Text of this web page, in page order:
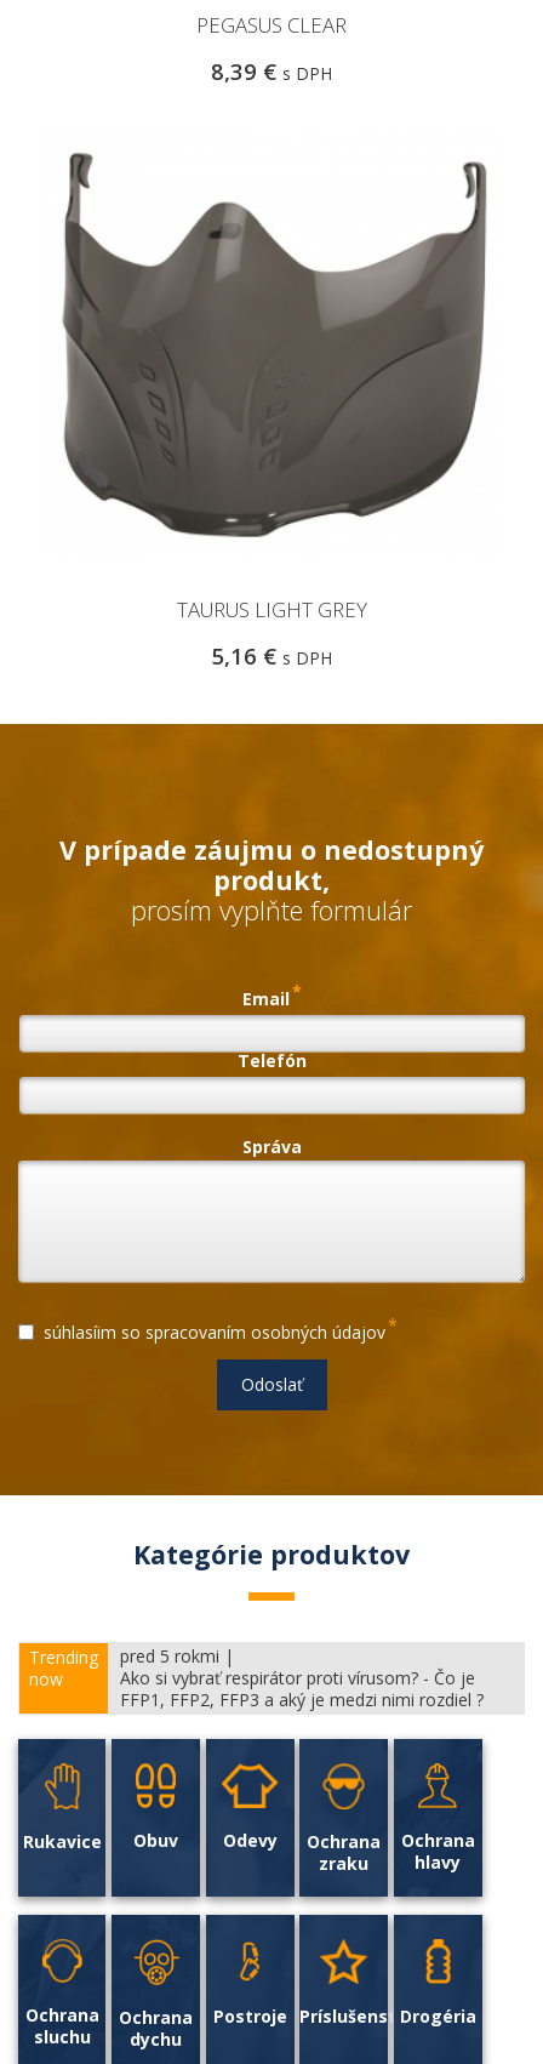
PEGASUS CLEAR
8,39 € s DPH
TAURUS LIGHT GREY
5,16 € s DPH
V prípade záujmu o nedostupný
produkt,
prosím vyplňte formulár
Email*
Telefón
Správa
súhlasíim so spracovaním osobných údajov*
Odoslať
Kategórie produktov
Trending
now
pred 5 rokmi |
Ako si vybrať respirátor proti vírusom? - Čo je
FFP1, FFP2, FFP3 a aký je medzi nimi rozdiel ?
Rukavice Obuv Odevy
Ochrana
zraku
Ochrana
hlavy
Ochrana
sluchu
Ochrana
dychu
Postroje Príslušenstvo
Drogéria